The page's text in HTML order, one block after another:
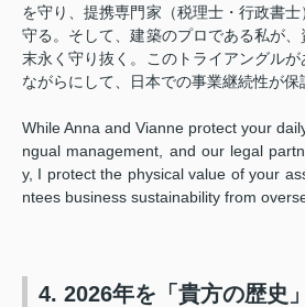
を守り、提携専門家（税理士・行政書
守る。そして、建築のプロである私が
末永く守り抜く。このトライアングル
ながらにして、日本での事業継続性が保
While Anna and Vianne protect your
ngual management, and our legal
y, I protect the physical value of your
ntees business sustainability from
4. 2026年を「貴方の歴史